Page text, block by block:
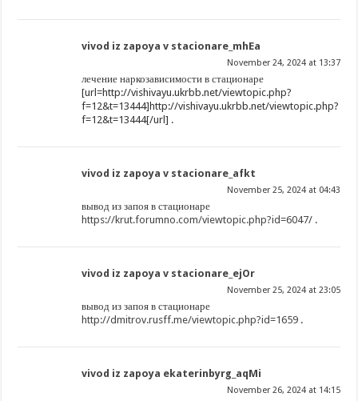
vivod iz zapoya v stacionare_mhEa
November 24, 2024 at 13:37
лечение наркозависимости в стационаре
[url=http://vishivayu.ukrbb.net/viewtopic.php?
f=12&t=13444]http://vishivayu.ukrbb.net/viewtopic.php?
f=12&t=13444[/url] .
vivod iz zapoya v stacionare_afkt
November 25, 2024 at 04:43
вывод из запоя в стационаре
https://krut.forumno.com/viewtopic.php?id=6047/ .
vivod iz zapoya v stacionare_ejOr
November 25, 2024 at 23:05
вывод из запоя в стационаре
http://dmitrov.rusff.me/viewtopic.php?id=1659 .
vivod iz zapoya ekaterinbyrg_aqMi
November 26, 2024 at 14:15